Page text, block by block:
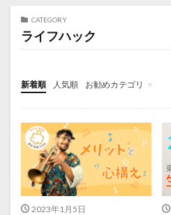
CATEGORY
ライフハック
新着順 人気順 お勧めカテゴリ
未分類
2023年1月5日